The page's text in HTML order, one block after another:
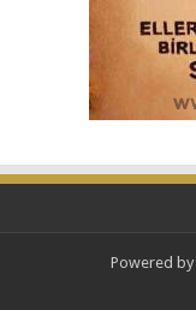
Powered by